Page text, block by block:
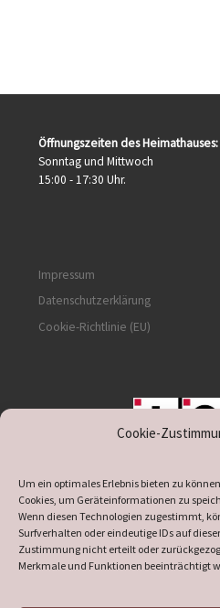
Cookie-
Um ein optimales Erlebnis bieten zu
Cookies, um Geräteinformationen zu
Wenn diesen Technologien zugestimmt,
Surfverhalten oder eindeutige IDs auf
Zustimmung nicht erteilt oder
Merkmale und Funktionen beeinträchtigt
Öffnungszeiten des Heimathauses:
Sonntag und Mittwoch
15:00 - 17:30 Uhr.
Impressum
Datenschutzerklärung
Cookie-Richtlinie (EU)
supported by DÖ